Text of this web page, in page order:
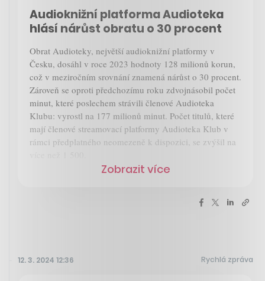
Audioknižní platforma Audioteka
hlásí nárůst obratu o 30 procent
Obrat Audioteky, největší audioknižní platformy v
Česku, dosáhl v roce 2023 hodnoty 128 milionů korun,
což v meziročním srovnání znamená nárůst o 30 procent.
Zároveň se oproti předchozímu roku zdvojnásobil počet
minut, které poslechem strávili členové Audioteka
Klubu: vyrostl na 177 milionů minut. Počet titulů, které
mají členové streamovací platformy Audioteka Klub v
rámci předplatného neomezeně k dispozici, se zvýšil na
Zobrazit více
12. 3. 2024 12:36 Rychlá zpráva